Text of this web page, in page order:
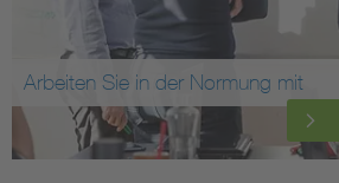
Arbeiten Sie in der Normung mit